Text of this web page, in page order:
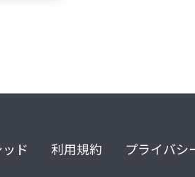
ド 利用規約 プライバシ